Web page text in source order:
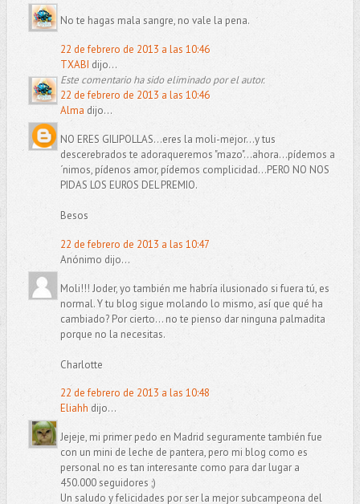
No te hagas mala sangre, no vale la pena.
22 de febrero de 2013 a las 10:46
TXABI dijo...
Este comentario ha sido eliminado por el autor.
22 de febrero de 2013 a las 10:46
Alma dijo...
NO ERES GILIPOLLAS...eres la moli-mejor...y tus
descerebrados te adoraqueremos "mazo"...ahora...pídemos a
´nimos, pídenos amor, pídemos complicidad...PERO NO NOS
PIDAS LOS EUROS DEL PREMIO.
Besos
22 de febrero de 2013 a las 10:47
Anónimo dijo...
Moli!!! Joder, yo también me habría ilusionado si fuera tú, es
normal. Y tu blog sigue molando lo mismo, así que qué ha
cambiado? Por cierto... no te pienso dar ninguna palmadita
porque no la necesitas.
Charlotte
22 de febrero de 2013 a las 10:48
Eliahh dijo...
Jejeje, mi primer pedo en Madrid seguramente también fue
con un mini de leche de pantera, pero mi blog como es
personal no es tan interesante como para dar lugar a
450.000 seguidores ;)
Un saludo y felicidades por ser la mejor subcampeona del